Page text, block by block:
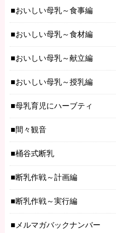
おいしい母乳～食事編
おいしい母乳～食材編
おいしい母乳～献立編
おいしい母乳～授乳編
母乳育児にハーブティ
間々観音
桶谷式断乳
断乳作戦～計画編
断乳作戦～実行編
メルマガバックナンバー